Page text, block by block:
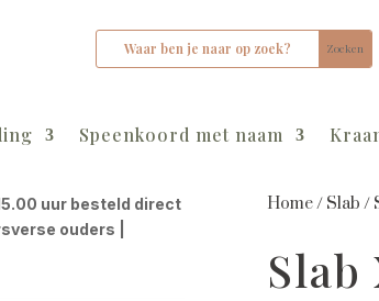
Speenkoord met naam
uur besteld direct
ouders |
Home/ Slab /